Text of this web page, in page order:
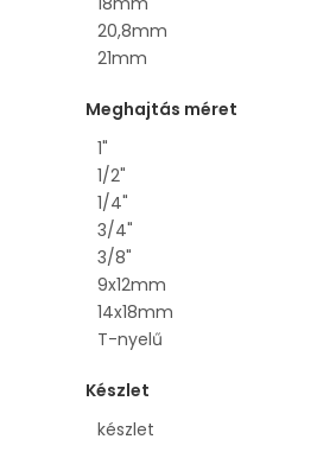
20,8mm
21mm
Meghajtás méret
1"
1/2"
1/4"
3/4"
3/8"
9x12mm
14x18mm
T-nyelű
Készlet
készlet